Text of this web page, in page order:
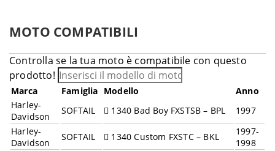
MOTO COMPATIBILI
Controlla se la tua moto è compatibile con questo
prodotto!
Marca Famiglia Modello
Anno
Harley-
Davidson
SOFTAIL 1340 Bad Boy FXSTSB – BPL
1997
Harley-
Davidson
SOFTAIL 1340 Custom FXSTC – BKL
1997-
1998